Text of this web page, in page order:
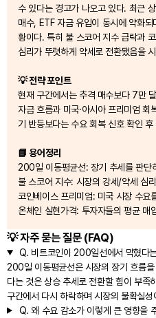
수 있다는 경고가 나오고 있다. 최근
매수, ETF 자금 유입이 동시에 약화
황이다. 특히 불 스코어 지수 급락과
심리가 뚜렷하게 약세로 전환됐음을
💡 전략 포인트
현재 구간에서는 추격 매수보다 7만
자금 흐름과 미국·아시아 프리미엄
기 반등보다는 수요 회복 신호 확인
📘 용어정리
200일 이동평균선: 장기 추세를 판단
불 스코어 지수: 시장의 강세/약세 심
코인베이스 프리미엄: 미국 시장 수요
온체인 실현가격: 투자자들의 평균 매
💡 자주 묻는 질문 (FAQ)
Q. 비트코인이 200일선에서 막혔다
200일 이동평균선은 시장의 장기 흐름
다는 것은 상승 추세로 전환할 힘이 부족
구간에서 다시 하락하며 시장의 불확실성
Q. 왜 수요 감소가 이렇게 큰 영향을